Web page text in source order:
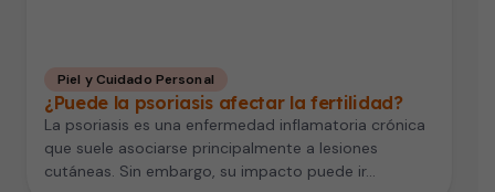
Piel y Cuidado Personal
¿Puede la psoriasis afectar la fertilidad?
La psoriasis es una enfermedad inflamatoria crónica
que suele asociarse principalmente a lesiones
cutáneas. Sin embargo, su impacto puede ir…